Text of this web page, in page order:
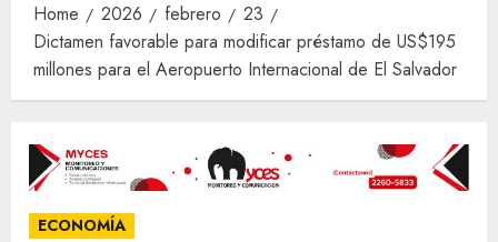
Home 2026 febrero
23
Dictamen favorable para modificar préstamo de US$195
millones para el Aeropuerto Internacional de El Salvador
ECONOMÍA